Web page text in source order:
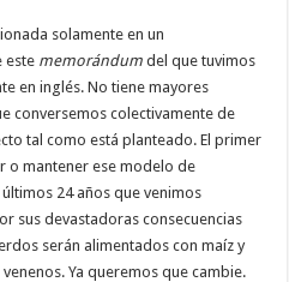
solamente en un
este memorándum del que tuvimos
en inglés. No tiene mayores
conversemos colectivamente de
tal como está planteado. El primer
o mantener ese modelo de
24 años que venimos
sus devastadoras consecuencias
serán alimentados con maíz y
Ya queremos que cambie.